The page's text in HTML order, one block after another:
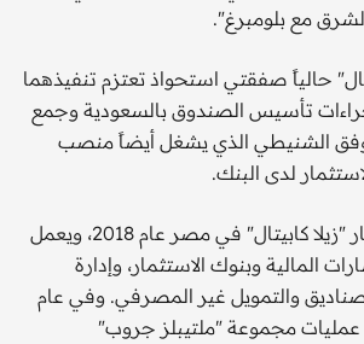
مع بلومبرغ".
حالياً صفقتي استحواذ تعتزم تنفيذهما
تأسيس الصندوق بالسعودية وجمع
وفق الشنيطي الذي يشغل أيضاً منصب
لدى البنك.
تأسس بنك الاستثمار "زيلا كابيتال" في مصر عام 2018، ويعمل
المالية وبنوك الاستثمار، وإدارة
والتمويل غير المصرفي. وفي عام
عمليات مجموعة "ملتيبلز جروب"